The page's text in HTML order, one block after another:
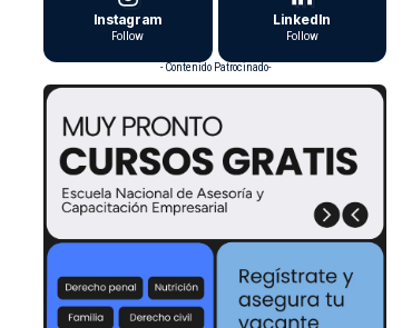
Instagram
Follow
LinkedIn
Follow
- Contenido Patrocinado-